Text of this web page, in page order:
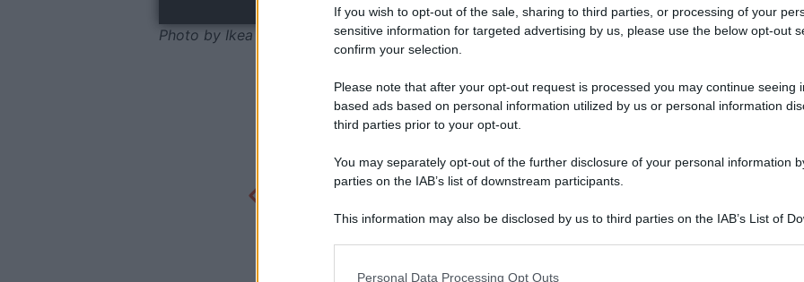
If you wish to opt-out of the sale, sharing to third parties, or processing of your
sensitive information for targeted advertising by us, please use the below opt-out
confirm your selection.
Please note that after your opt-out request is processed you may continue seeing
based ads based on personal information utilized by us or personal information
third parties prior to your opt-out.
You may separately opt-out of the further disclosure of your personal information
parties on the IAB’s list of downstream participants.
This information may also be disclosed by us to third parties on the IAB’s List of
Personal Data Processing Opt Outs
Photo by Ikea